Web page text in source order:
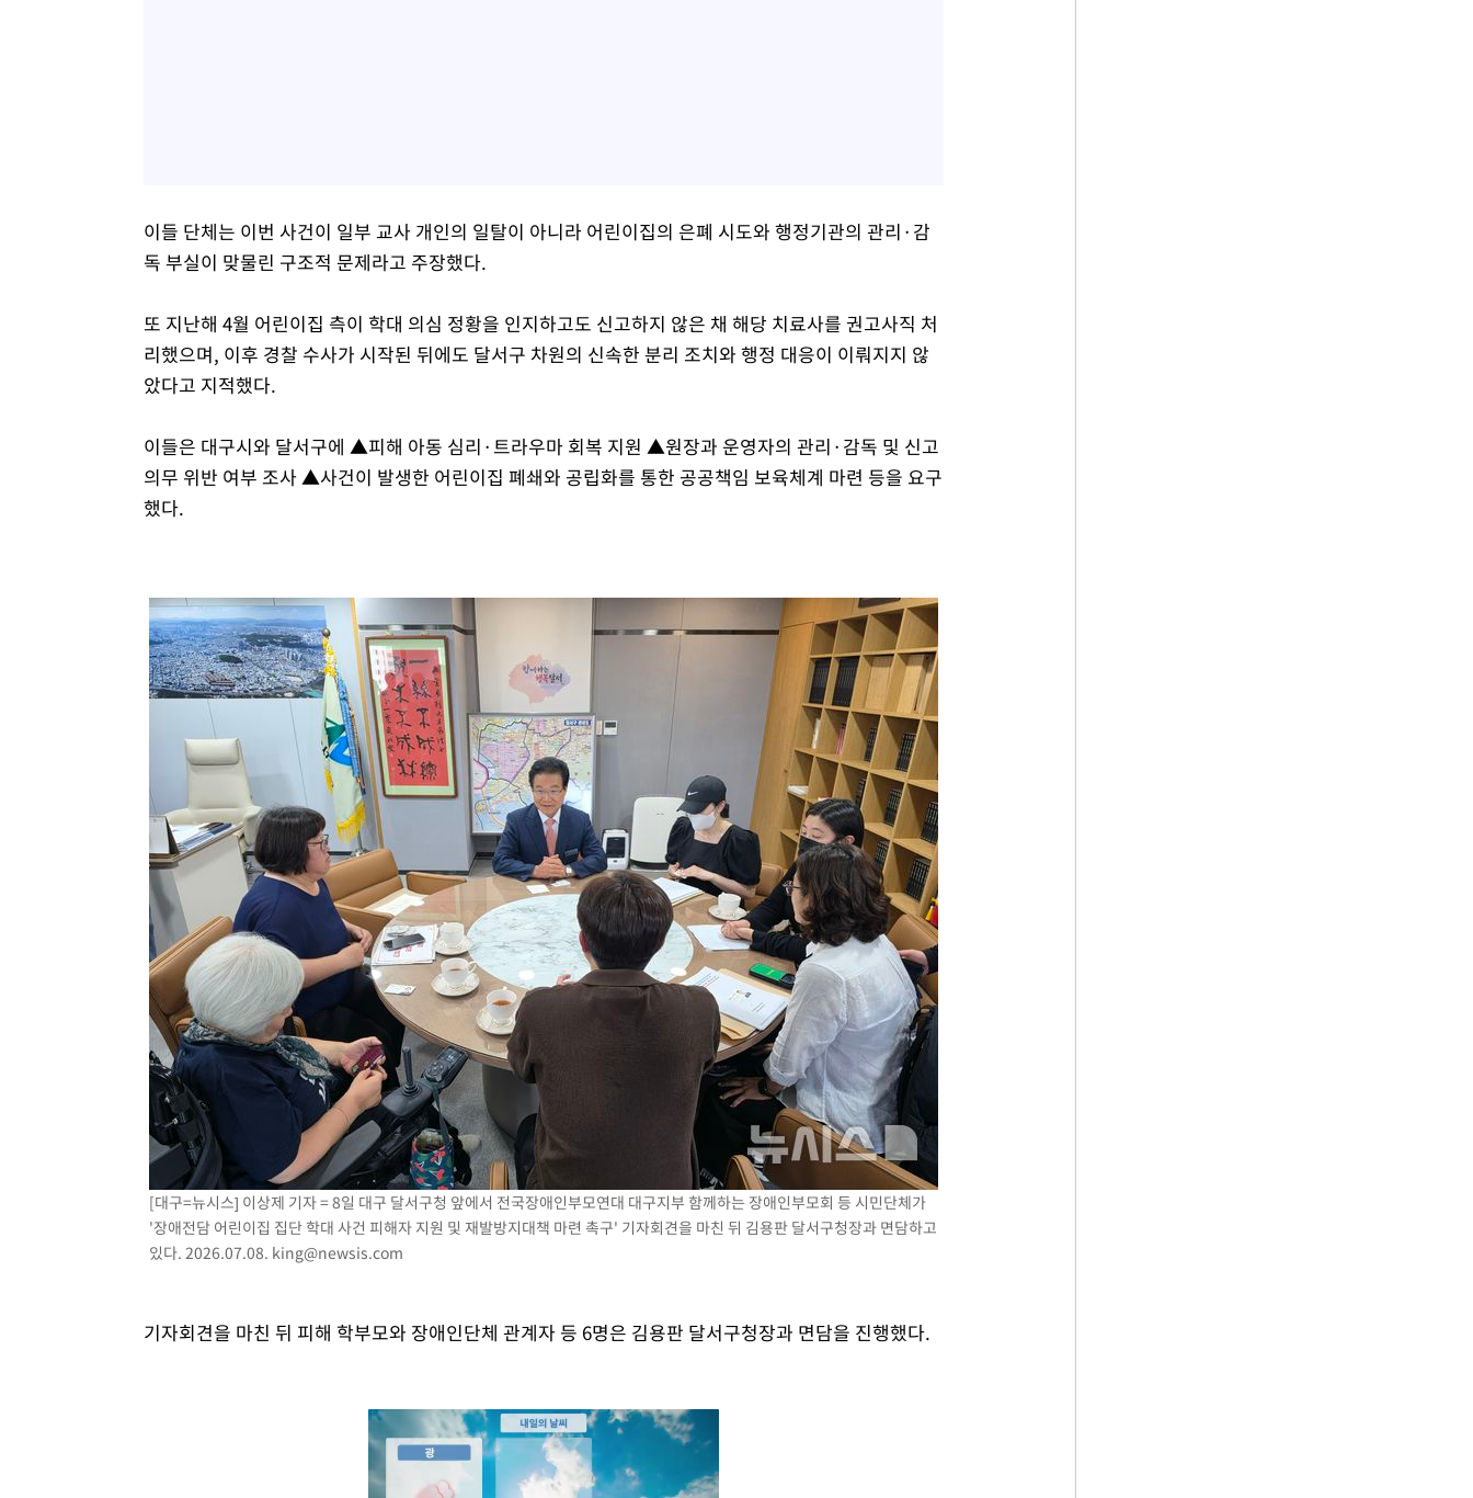
이들 단체는 이번 사건이 일부 교사 개인의 일탈이 아니라 어린이집의 은폐 시도와 행정기관의 관리·감
독 부실이 맞물린 구조적 문제라고 주장했다.
또 지난해 4월 어린이집 측이 학대 의심 정황을 인지하고도 신고하지 않은 채 해당 치료사를 권고사직 처
리했으며, 이후 경찰 수사가 시작된 뒤에도 달서구 차원의 신속한 분리 조치와 행정 대응이 이뤄지지 않
았다고 지적했다.
이들은 대구시와 달서구에 ▲피해 아동 심리·트라우마 회복 지원 ▲원장과 운영자의 관리·감독 및 신고
의무 위반 여부 조사 ▲사건이 발생한 어린이집 폐쇄와 공립화를 통한 공공책임 보육체계 마련 등을 요구
했다.
[대구=뉴시스] 이상제 기자 = 8일 대구 달서구청 앞에서 전국장애인부모연대 대구지부 함께하는 장애인부모회 등 시민단체가
'장애전담 어린이집 집단 학대 사건 피해자 지원 및 재발방지대책 마련 촉구' 기자회견을 마친 뒤 김용판 달서구청장과 면담하고
있다. 2026.07.08. king@newsis.com
기자회견을 마친 뒤 피해 학부모와 장애인단체 관계자 등 6명은 김용판 달서구청장과 면담을 진행했다.